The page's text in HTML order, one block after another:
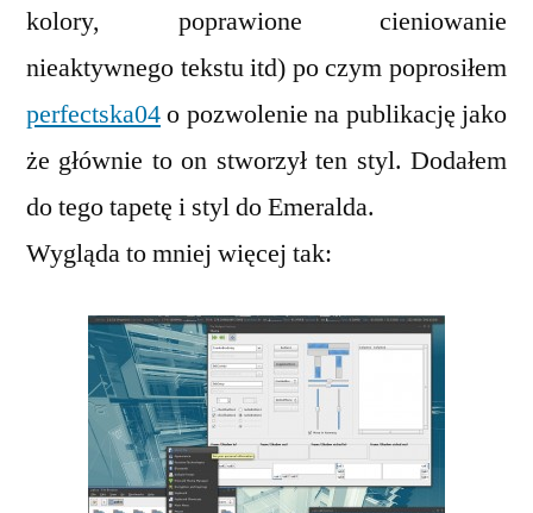
kolory, poprawione cieniowanie
nieaktywnego tekstu itd) po czym poprosiłem
perfectska04o pozwolenie na publikację jako
że głównie to on stworzył ten styl. Dodałem
do tego tapetę i styl do Emeralda.
Wygląda to mniej więcej tak: